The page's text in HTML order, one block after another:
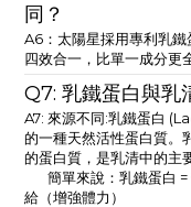
同？
A6：太陽星採用專利乳鐵
四效合一，比單一成分更
Q7: 乳鐵蛋白與乳
A7: 來源不同:乳鐵蛋白
的一種天然活性蛋白質
的蛋白質，是乳清中的主
簡單來說：乳鐵蛋白 =
給（增強體力）